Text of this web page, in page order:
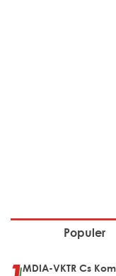
Populer
MDIA-VKTR Cs